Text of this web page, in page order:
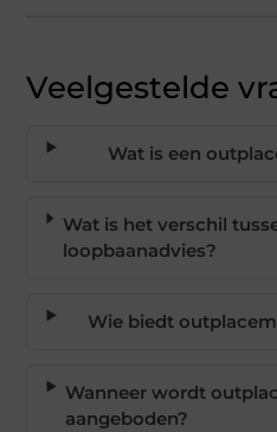
Veelgestelde
Wat is een
Wat is het verschil
loopbaanadvies?
Wie biedt
Wanneer wordt
aangeboden?